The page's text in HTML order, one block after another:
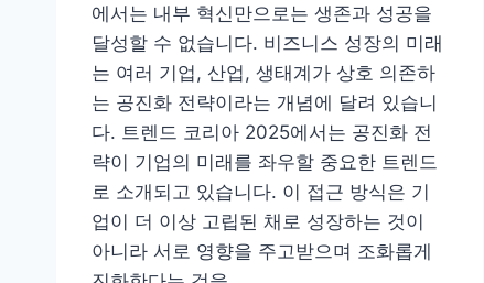
에서는 내부 혁신만으로는 생존과 성공을
달성할 수 없습니다. 비즈니스 성장의 미래
는 여러 기업, 산업, 생태계가 상호 의존하
는 공진화 전략이라는 개념에 달려 있습니
다. 트렌드 코리아 2025에서는 공진화 전
략이 기업의 미래를 좌우할 중요한 트렌드
로 소개되고 있습니다. 이 접근 방식은 기
업이 더 이상 고립된 채로 성장하는 것이
아니라 서로 영향을 주고받으며 조화롭게